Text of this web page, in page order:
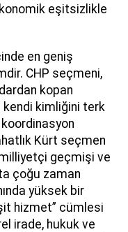
eşitsizlikle
en geniş
CHP seçmeni,
kopan
kimliğini terk
Kürt seçmen
geçmişi ve
çoğu zaman
yüksek bir
hizmet” cümlesi
irade, hukuk ve